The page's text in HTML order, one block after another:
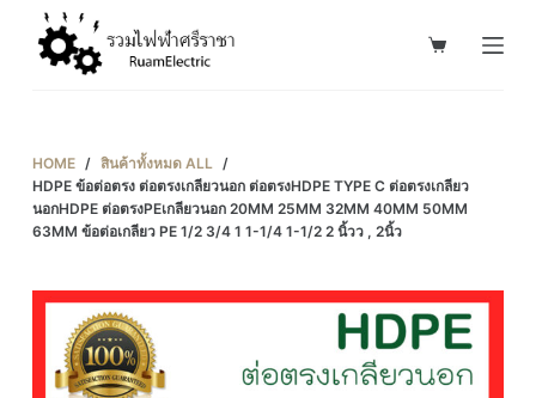
o
c
HOME / สินค้าทั้งหมด ALL /
HDPE ข้อต่อตรง ต่อตรงเกลียวนอก ต่อตรงHDPE TYPE C ต่อตรงเกลียว
นอกHDPE ต่อตรงPEเกลียวนอก 20MM 25MM 32MM 40MM 50MM
63MM ข้อต่อเกลียว PE 1/2 3/4 1 1-1/4 1-1/2 2 นิ้วว , 2นิ้ว